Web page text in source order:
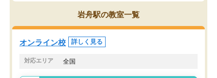
岩舟駅の教室一覧
オンライン校 詳しく見る
対応エリア 全国